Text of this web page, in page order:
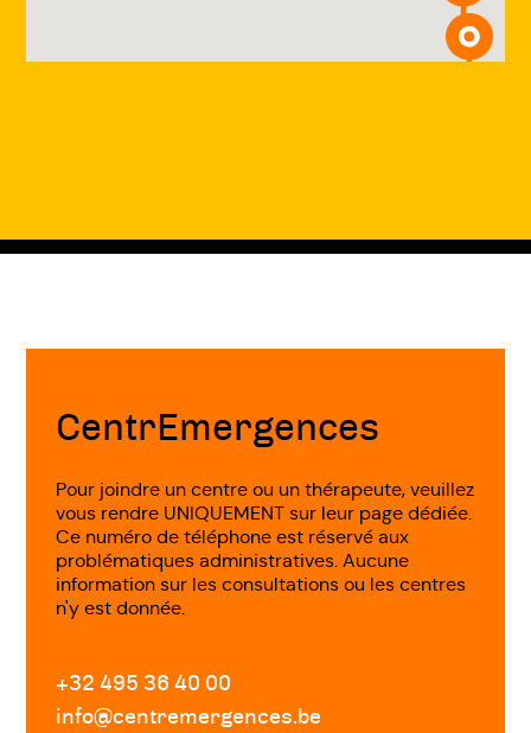
Fin
CentrEmergences
Pour joindre un centre ou un thérapeute, veuillez
vous rendre UNIQUEMENT sur leur page dédiée.
Ce numéro de téléphone est réservé aux
problématiques administratives. Aucune
information sur les consultations ou les centres
n'y est donnée.
+32 495 36 40 00
info@centremergences.be